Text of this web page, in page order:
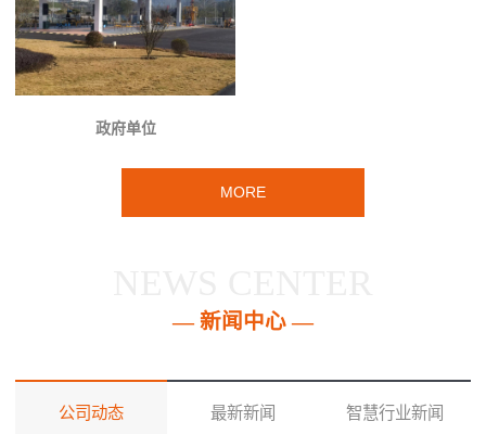
政府单位
MORE
— 新闻中心 —
公司动态 最新新闻 智慧行业新闻